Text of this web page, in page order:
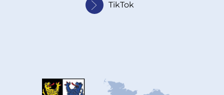
TikTok